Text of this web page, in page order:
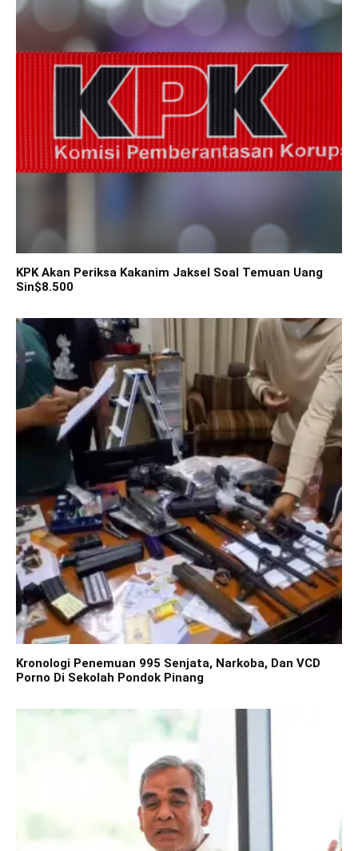
KPK Akan Periksa Kakanim Jaksel Soal Temuan Uang
Sin$8.500
Kronologi Penemuan 995 Senjata, Narkoba, Dan VCD
Porno Di Sekolah Pondok Pinang